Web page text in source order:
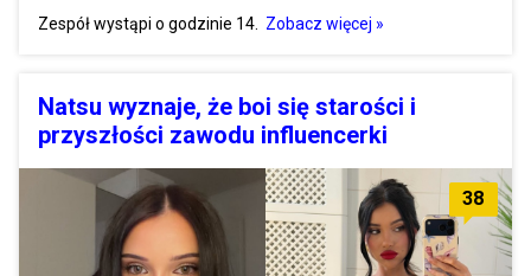
Zespół wystąpi o godzinie 14. Zobacz więcej »
Natsu wyznaje, że boi się starości i
przyszłości zawodu influencerki
38